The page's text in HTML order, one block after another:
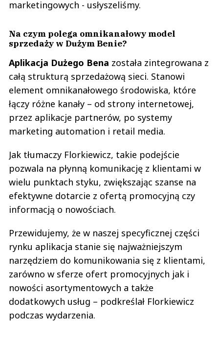
marketingowych - usłyszeliśmy.
Na czym polega omnikanałowy model
sprzedaży w Dużym Benie?
Aplikacja Dużego Bena została zintegrowana z
całą strukturą sprzedażową sieci. Stanowi
element omnikanałowego środowiska, które
łączy różne kanały – od strony internetowej,
przez aplikacje partnerów, po systemy
marketing automation i retail media.
Jak tłumaczy Florkiewicz, takie podejście
pozwala na płynną komunikację z klientami w
wielu punktach styku, zwiększając szanse na
efektywne dotarcie z ofertą promocyjną czy
informacją o nowościach.
Przewidujemy, że w naszej specyficznej części
rynku aplikacja stanie się najważniejszym
narzędziem do komunikowania się z klientami,
zarówno w sferze ofert promocyjnych jak i
nowości asortymentowych a także
dodatkowych usług – podkreślał Florkiewicz
podczas wydarzenia.